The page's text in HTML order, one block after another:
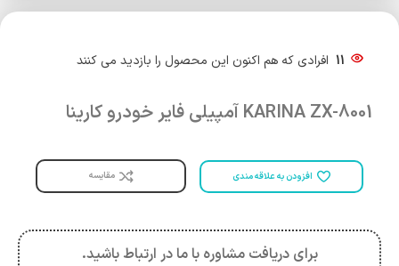
11 افرادی که هم اکنون این محصول را بازدید می کنند
KARINA ZX-8001 آمپیلی فایر خودرو کارینا
افزودن به علاقه مندی مقایسه
برای دریافت مشاوره با ما در ارتباط باشید.